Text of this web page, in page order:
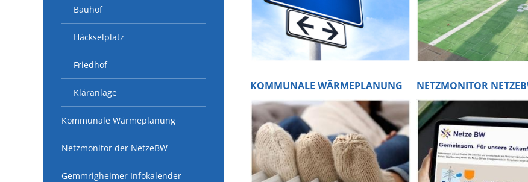
Bauhof
Häckselplatz
Friedhof
Kläranlage
Kommunale Wärmeplanung
Netzmonitor der NetzeBW
Gemmrigheimer Infokalender
KOMMUNALE WÄRMEPLANUNG NETZMONITOR